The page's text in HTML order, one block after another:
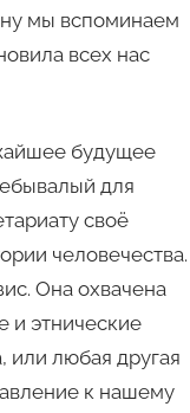
мы вспоминаем
всех нас
будущее
для
своё
человечества.
Она охвачена
и этнические
или любая другая
к нашему